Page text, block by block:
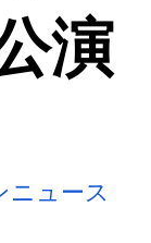
演
ニュース